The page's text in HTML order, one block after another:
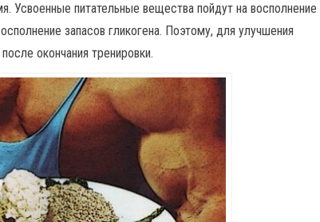
Усвоенные питательные вещества пойдут на восполнение
запасов гликогена. Поэтому, для улучшения
окончания тренировки.